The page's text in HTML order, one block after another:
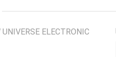
ELECTRONIC